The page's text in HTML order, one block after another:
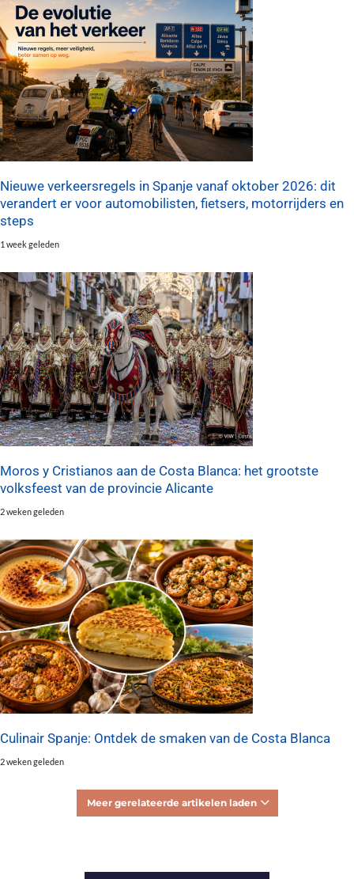
Nieuwe verkeersregels in Spanje vanaf oktober 2026: dit
verandert er voor automobilisten, fietsers, motorrijders en
steps
1 week geleden
Moros y Cristianos aan de Costa Blanca: het grootste
volksfeest van de provincie Alicante
2 weken geleden
Culinair Spanje: Ontdek de smaken van de Costa Blanca
2 weken geleden
Meer gerelateerde artikelen laden